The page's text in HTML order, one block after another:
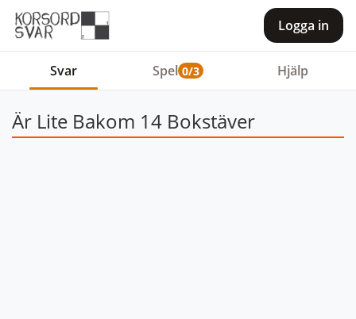
Logga in
Svar Spel 0/3 Hjälp
Är Lite Bakom 14 Bokstäver